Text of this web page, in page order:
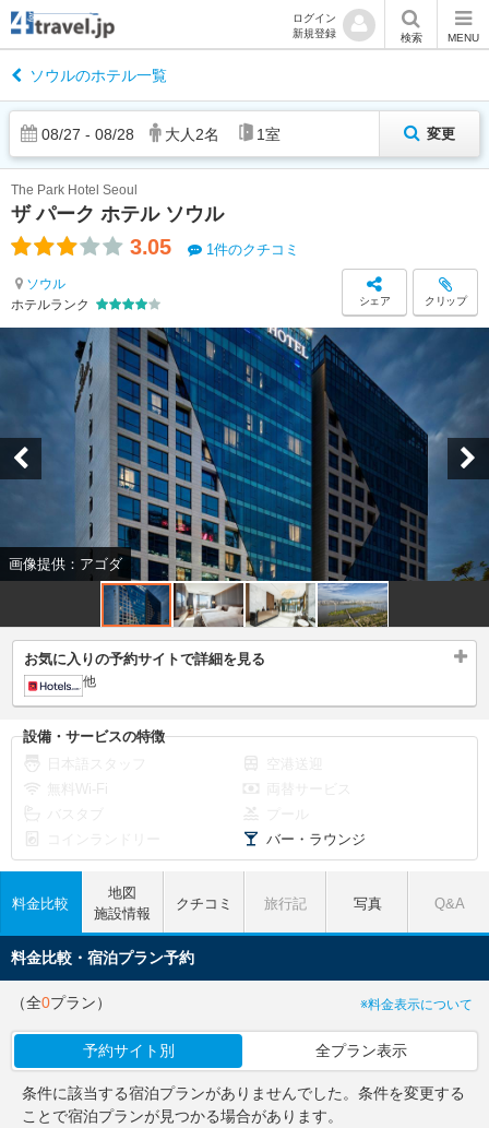
ログイン
新規登録
検索 MENU
ソウルのホテル一覧
08/27 - 08/28 大人 2名 1室 変更
ザ パーク ホテル ソウル
The Park Hotel Seoul
3.05 1件のクチコミ
ソウル
ホテルランク
シェア クリップ
画像提供：アゴダ
お気に入りの予約サイトで詳細を見る
他
設備・サービスの特徴
バー・ラウンジ
料金比較
地図
施設情報
クチコミ 旅行記 写真 Q&A
料金比較・宿泊プラン予約
（全0プラン） ※料金表示について
予約サイト別 全プラン表示
条件に該当する宿泊プランがありませんでした。条件を変更する
ことで宿泊プランが見つかる場合があります。